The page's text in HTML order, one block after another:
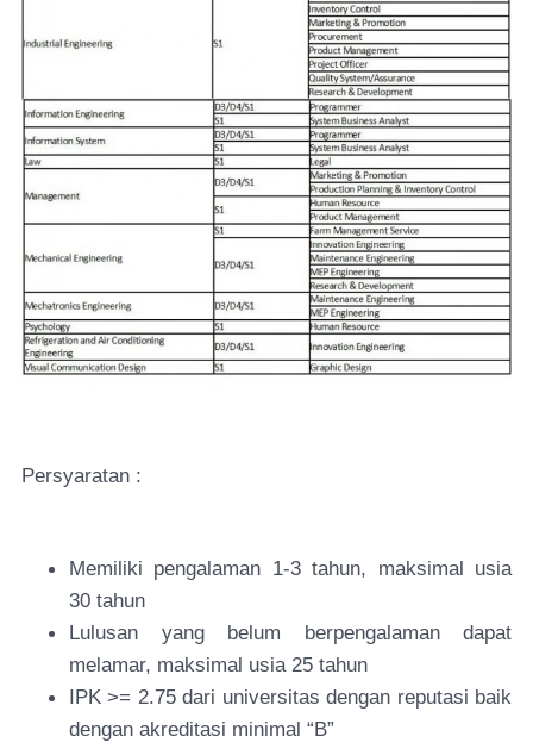
Persyaratan :
Memiliki pengalaman 1-3 tahun, maksimal usia
30 tahun
Lulusan yang belum berpengalaman dapat
melamar, maksimal usia 25 tahun
IPK >= 2.75 dari universitas dengan reputasi baik
dengan akreditasi minimal “B”